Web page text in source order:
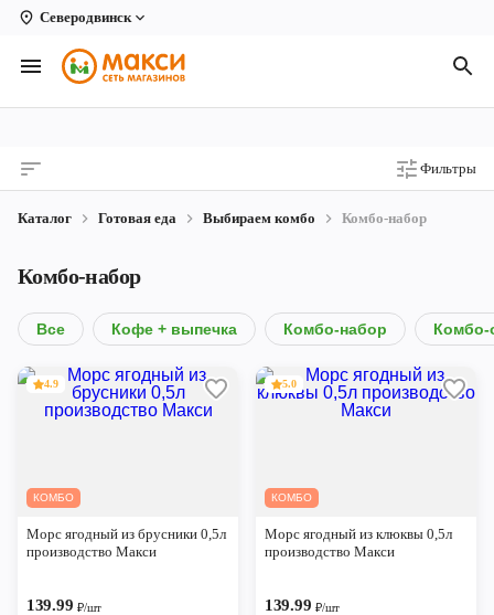
Северодвинск
Вологда
Архангельск
Киров
Коряжма
Котлас
Новодвинск
Рыбинск
Череповец
Ярославль
Фильтры
Каталог Готовая еда Выбираем комбо Комбо-набор
Комбо-набор
Все Кофе + выпечка Комбо-набор Комбо-
КОМБО
4.9
Морс ягодный из брусники 0,5л
производство Макси
139.99 ₽/шт
КОМБО
5.0
Морс ягодный из клюквы 0,5л
производство Макси
139.99 ₽/шт